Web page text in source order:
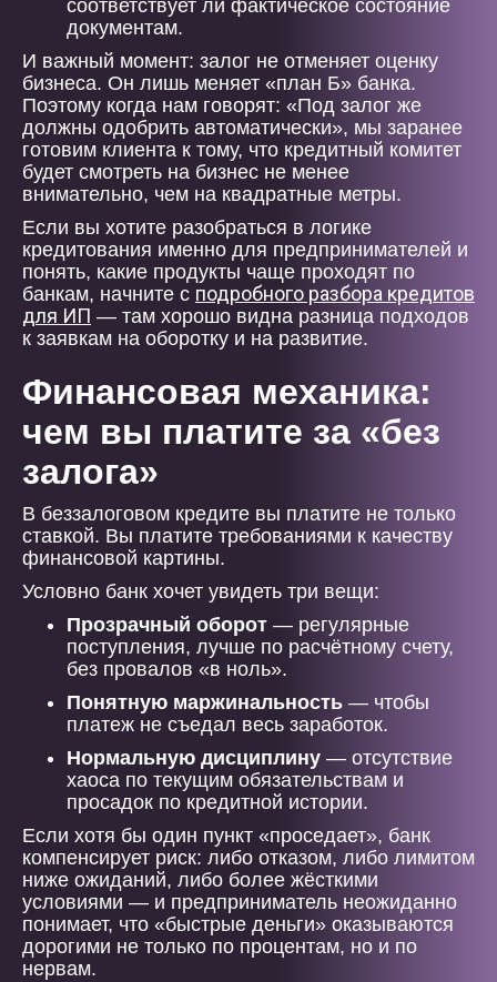
соответствует ли фактическое состояние
документам.
И важный момент: залог не отменяет оценку
бизнеса. Он лишь меняет «план Б» банка.
Поэтому когда нам говорят: «Под залог же
должны одобрить автоматически», мы заранее
готовим клиента к тому, что кредитный комитет
будет смотреть на бизнес не менее
внимательно, чем на квадратные метры.
Если вы хотите разобраться в логике
кредитования именно для предпринимателей и
понять, какие продукты чаще проходят по
банкам, начните с подробного разбора кредитов
для ИП — там хорошо видна разница подходов
к заявкам на оборотку и на развитие.
Финансовая механика:
чем вы платите за «без
залога»
В беззалоговом кредите вы платите не только
ставкой. Вы платите требованиями к качеству
финансовой картины.
Условно банк хочет увидеть три вещи:
Прозрачный оборот — регулярные
поступления, лучше по расчётному счету,
без провалов «в ноль».
Понятную маржинальность — чтобы
платеж не съедал весь заработок.
Нормальную дисциплину — отсутствие
хаоса по текущим обязательствам и
просадок по кредитной истории.
Если хотя бы один пункт «проседает», банк
компенсирует риск: либо отказом, либо лимитом
ниже ожиданий, либо более жёсткими
условиями — и предприниматель неожиданно
понимает, что «быстрые деньги» оказываются
дорогими не только по процентам, но и по
нервам.